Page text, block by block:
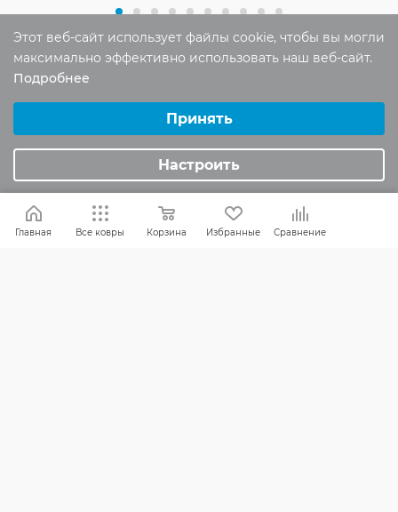
Отзывы
Помогите другим пользователям с
выбором - будьте первым, кто поделится
своим мнением об этом товаре
Главная Все ковры Корзина Избранные Сравнение
Этот веб-сайт использует файлы cookie, чтобы вы могли
максимально эффективно использовать наш веб-сайт.
Подробнее
Аналитические/Функциональные
Принять
Настроить